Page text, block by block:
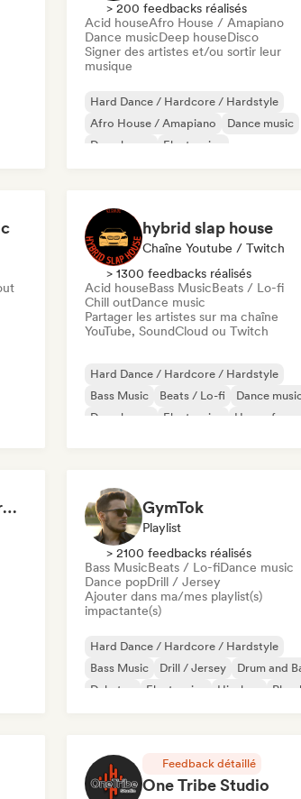
> 200 feedbacks réalisés
Acid houseAfro House / Amapiano
Dance musicDeep houseDisco
Signer des artistes et/ou sortir leur
musique
Hard Dance / Hardcore / Hardstyle
Afro House / Amapiano
Dance music
Deep house
Electronica
hybrid slap house
Chaîne Youtube / Twitch
> 1300 feedbacks réalisés
Acid houseBass MusicBeats / Lo-fi
Chill outDance music
Partager les artistes sur ma chaîne
YouTube, SoundCloud ou Twitch
Hard Dance / Hardcore / Hardstyle
Bass Music
Beats / Lo-fi
Dance
Deep house
Electronica
House
Hardcore Techno Hardstyle GymTok
Playlist
> 2100 feedbacks réalisés
Bass MusicBeats / Lo-fiDance music
Dance popDrill / Jersey
Ajouter dans ma/mes playlist(s)
impactante(s)
Hard Dance / Hardcore / Hardstyle
Bass Music
Drill / Jersey
Drum and
Dubstep
Electronica Hip-hop Phonk
Feedback détaillé
One Tribe Studio